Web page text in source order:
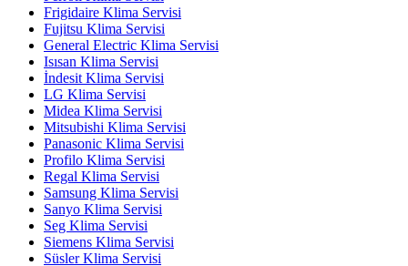
Frigidaire Klima Servisi
Fujitsu Klima Servisi
General Electric Klima Servisi
Isısan Klima Servisi
İndesit Klima Servisi
LG Klima Servisi
Midea Klima Servisi
Mitsubishi Klima Servisi
Panasonic Klima Servisi
Profilo Klima Servisi
Regal Klima Servisi
Samsung Klima Servisi
Sanyo Klima Servisi
Seg Klima Servisi
Siemens Klima Servisi
Süsler Klima Servisi